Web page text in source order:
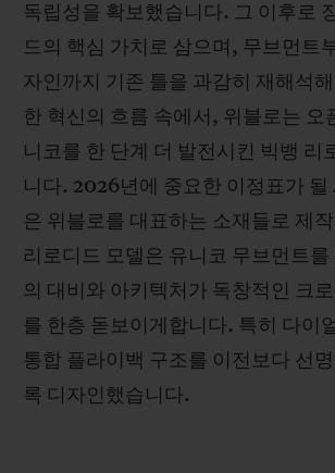
독립성을 확보했습니다. 그 이후로
드의 핵심 가치로 삼으며, 무브먼트
자인까지 기존 틀을 과감히 재해석
한 혁신의 흐름 속에서, 위블로는 오
니코를 한 단계 더 발전시킨 빅뱅 리
니다. 2026년에 중요한 이정표가
은 위블로를 대표하는 소재들로 제
리로디드 모델은 유니코 무브먼트를
의 대비와 아키텍처가 독창적인 크
를 한층 돋보이게합니다. 특히 다이
통합 플라이백 구조를 이전보다 선
록 디자인했습니다.
안전한 결제